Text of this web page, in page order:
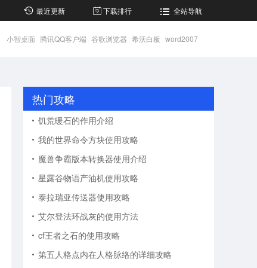
最近更新 下载排行 全站导航
小智桌面 腾讯QQ客户端 谷歌浏览器 希沃白板 word2007
热门攻略
饥荒暖石的作用介绍
我的世界命令方块使用攻略
魔兽争霸版本转换器使用介绍
星露谷物语产油机使用攻略
泰拉瑞亚传送器使用攻略
艾尔登法环战灰的使用方法
cf王者之石的使用攻略
第五人格点内在人格脉络的详细攻略